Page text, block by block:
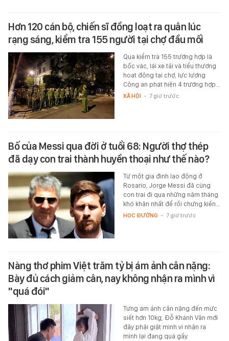
Hơn 120 cán bộ, chiến sĩ đồng loạt ra quân lúc
rạng sáng, kiểm tra 155 người tại chợ đầu mối
Qua kiểm tra 155 trường hợp là
bốc vác, lái xe tải và tiểu thương
hoạt động tại chợ, lực lượng
Công an phát hiện 4 trường hợp…
XÃ HỘI - 7 giờ trước
Bố của Messi qua đời ở tuổi 68: Người thợ thép
đã dạy con trai thành huyền thoại như thế nào?
Từ một gia đình lao động ở
Rosario, Jorge Messi đã cùng
con trai đi qua những năm tháng
khó khăn nhất để rồi chứng kiến…
HỌC ĐƯỜNG - 7 giờ trước
Nàng thơ phim Việt trăm tỷ bị ám ảnh cân nặng:
Bày đủ cách giảm cân, nay không nhận ra mình vì
"quá đói"
Từng ám ảnh cân nặng đến mức
siết hơn 10kg, Đỗ Khánh Vân mới
đây phải giật mình vì nhận ra
mình lại đang quá gầy.